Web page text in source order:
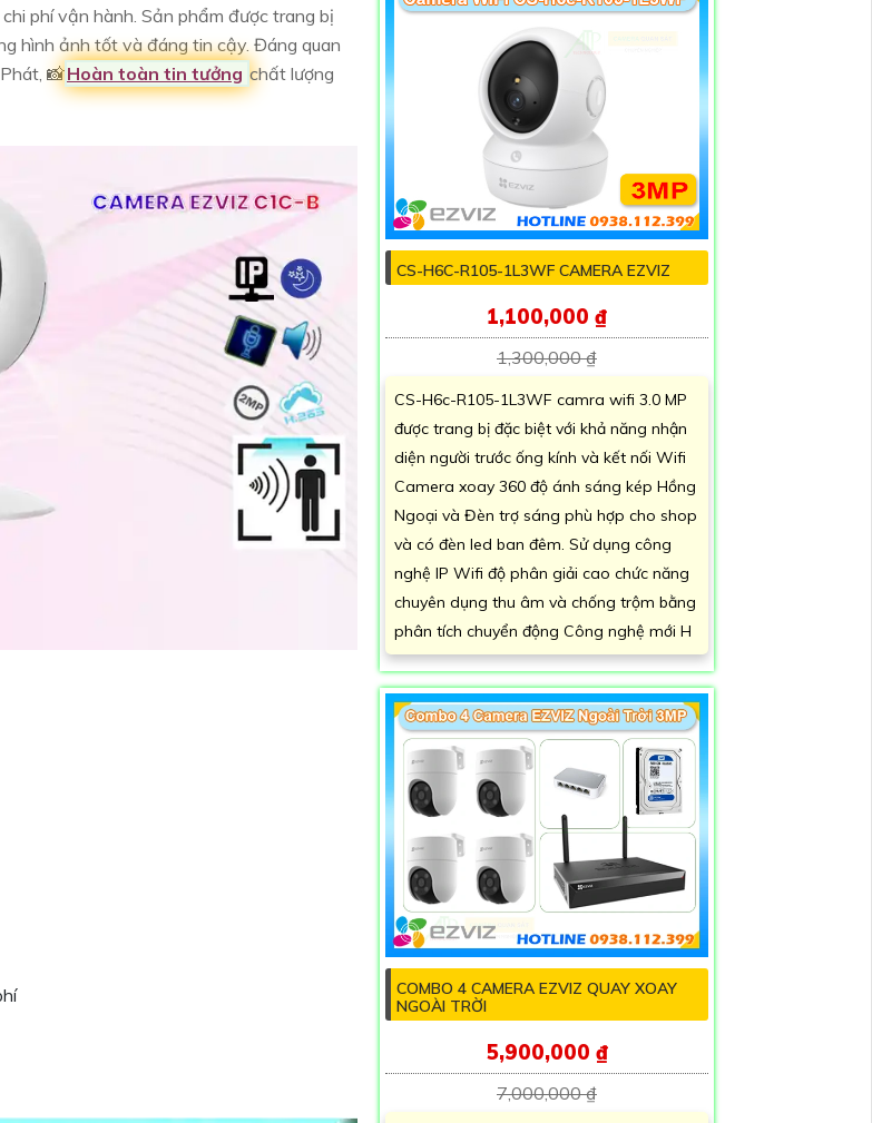
phí vận hành. Sản phẩm được trang bị
hình ảnh tốt và đáng tin cậy. Đáng quan
📸Hoàn toàn tin tưởng chất lượng
CS-H6C-R105-1L3WF CAMERA EZVIZ
1,100,000 ₫
1,300,000 ₫
CS-H6c-R105-1L3WF camra wifi 3.0 MP
được trang bị đặc biệt với khả năng nhận
diện người trước ống kính và kết nối Wifi
Camera xoay 360 độ ánh sáng kép Hồng
Ngoại và Đèn trợ sáng phù hợp cho shop
và có đèn led ban đêm. Sử dụng công
nghệ IP Wifi độ phân giải cao chức năng
chuyên dụng thu âm và chống trộm bằng
phân tích chuyển động Công nghệ mới H
COMBO 4 CAMERA EZVIZ QUAY XOAY
NGOÀI TRỜI
5,900,000 ₫
7,000,000 ₫